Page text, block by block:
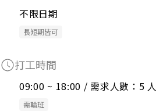
不限日期
長短期皆可
打工時間
09:00 ~ 18:00 / 需求人數：5 人
需輪班